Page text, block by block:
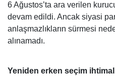
6 Ağustos’ta ara verilen
devam edildi. Ancak siyasi
anlaşmazlıkların sürmesi
alınamadı.
Yeniden erken seçim